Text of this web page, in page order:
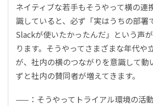
ネイティブな若手もそうやって横の連
識していると、必ず「実はうちの部署
Slackが使いたかったんだ」という声
ります。そうやってさまざまな年代や
が、社内の横のつながりを意識して動
ずと社内の賛同者が増えてきます。
——：そうやってトライアル環境の活